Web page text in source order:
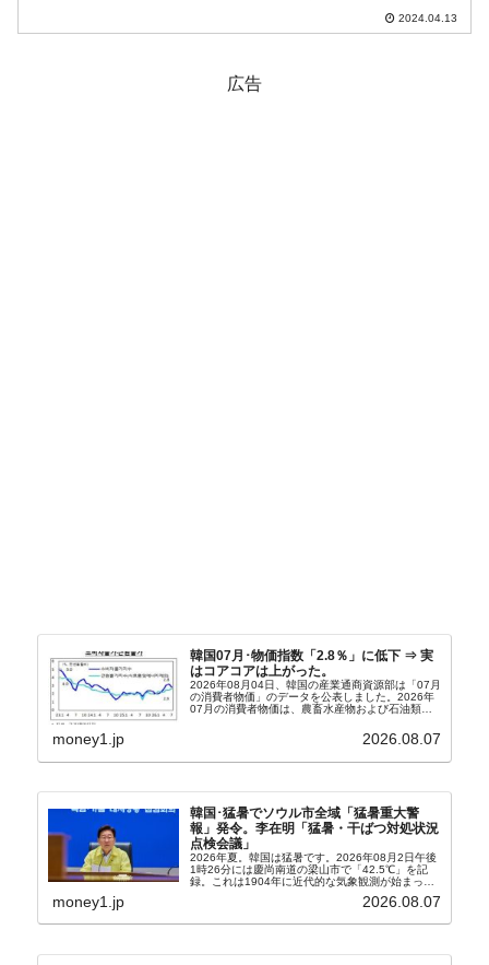
車）一辺倒の戦略を止め、ラインアップ
に「ハイブリッド車」（HV）を拡充しよ
2024.04.13
広告
韓国07月･物価指数「2.8％」に低下 ⇒ 実
はコアコアは上がった。
2026年08月04日、韓国の産業通商資源部は「07月
の消費者物価」のデータを公表しました。2026年
07月の消費者物価は、農畜水産物および石油類の
2.8％上昇（06月は3.2％）となり、上昇率は前...
money1.jp 2026.08.07
韓国･猛暑でソウル市全域「猛暑重大警
報」発令。李在明「猛暑・干ばつ対処状況
点検会議」
2026年夏。韓国は猛暑です。2026年08月2日午後
1時26分には慶尚南道の梁山市で「42.5℃」を記
録。これは1904年に近代的な気象観測が始まって
ウル市全域への「猛暑重大警報」が発令され...
money1.jp 2026.08.07